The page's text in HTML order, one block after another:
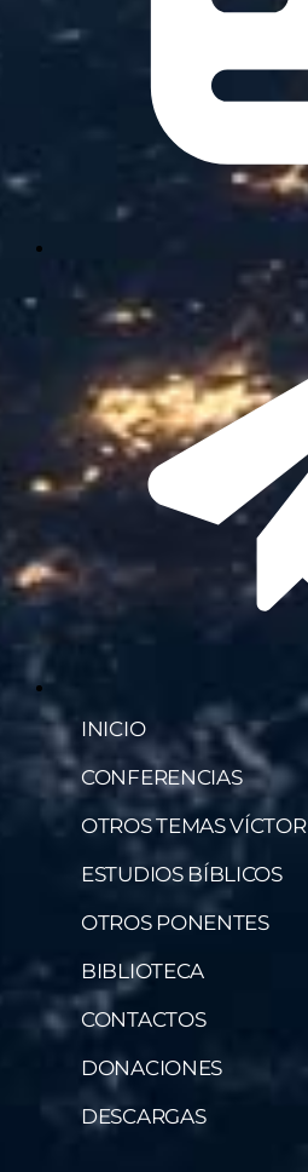
INICIO
CONFERENCIAS
OTROS TEMAS VÍCTOR
ESTUDIOS BÍBLICOS
OTROS PONENTES
BIBLIOTECA
CONTACTOS
DONACIONES
DESCARGAS